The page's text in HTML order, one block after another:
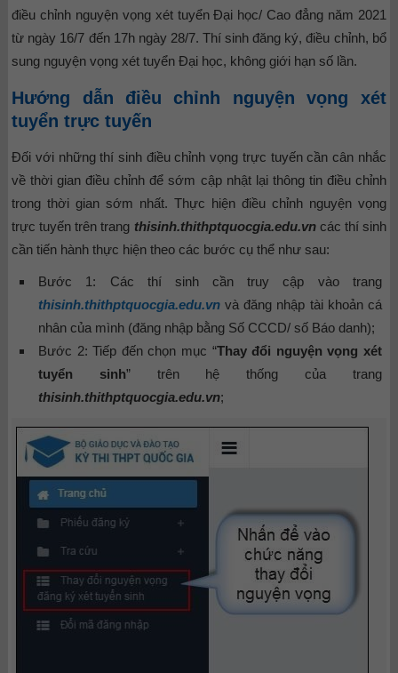
điều chỉnh nguyện vọng xét tuyển Đại học/ Cao đẳng năm 2021
từ ngày 16/7 đến 17h ngày 28/7. Thí sinh đăng ký, điều chỉnh, bổ
sung nguyện vọng xét tuyển Đại học, không giới hạn số lần.
Hướng dẫn điều chỉnh nguyện vọng xét
tuyển trực tuyến
Đối với những thí sinh điều chỉnh vọng trực tuyến cần cân nhắc
về thời gian điều chỉnh để sớm cập nhật lại thông tin điều chỉnh
trong thời gian sớm nhất. Thực hiện điều chỉnh nguyện vọng
trực tuyến trên trang thisinh.thithptquocgia.edu.vncác thí sinh
cần tiến hành thực hiện theo các bước cụ thể như sau:
Bước 1: Các thí sinh cần truy cập vào trang
thisinh.thithptquocgia.edu.vn và đăng nhập tài khoản cá
nhân của mình (đăng nhập bằng Số CCCD/ số Báo danh);
Bước 2: Tiếp đến chọn mục “Thay đổi nguyện vọng xét
tuyển sinh” trên hệ thống của trang
thisinh.thithptquocgia.edu.vn;